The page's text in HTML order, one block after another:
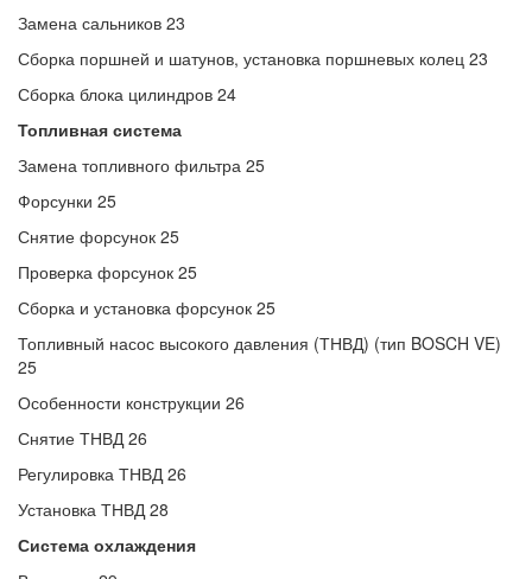
Замена сальников 23
Сборка поршней и шатунов, установка поршневых колец 23
Сборка блока цилиндров 24
Топливная система
Замена топливного фильтра 25
Форсунки 25
Снятие форсунок 25
Проверка форсунок 25
Сборка и установка форсунок 25
Топливный насос высокого давления (ТНВД) (тип BOSCH VE)
25
Особенности конструкции 26
Снятие ТНВД 26
Регулировка ТНВД 26
Установка ТНВД 28
Система охлаждения